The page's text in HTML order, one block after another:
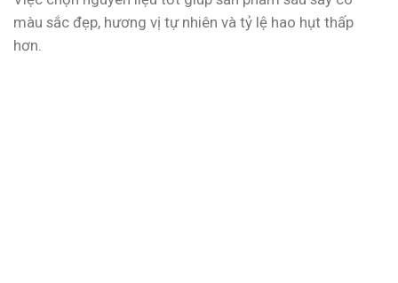
màu sắc đẹp, hương vị tự nhiên và tỷ lệ hao hụt thấp
hơn.